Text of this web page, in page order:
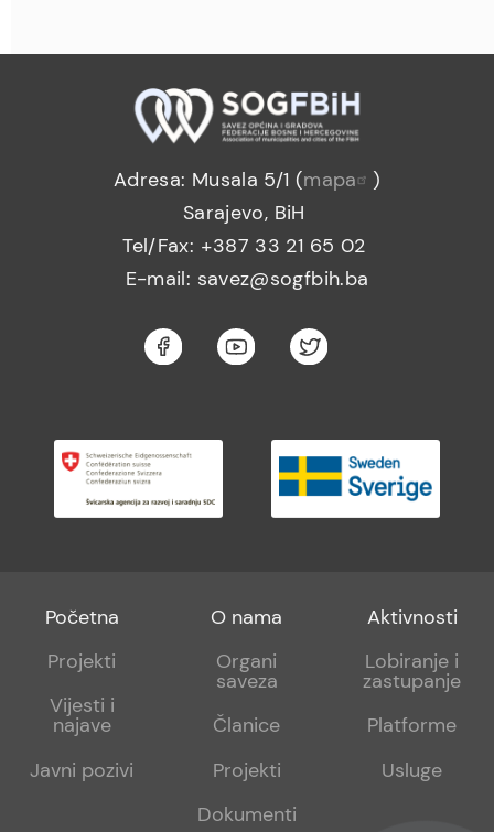
Adresa: Musala 5/1 (mapa
)
Sarajevo, BiH
Tel/Fax: +387 33 21 65 02
E-mail: savez@sogfbih.ba
Footer
menu
Početna
Projekti
Vijesti i
najave
Javni pozivi
Footer
sub
O nama
Organi
saveza
Članice
Projekti
Dokumenti
Footer
sub
Aktivnosti
Lobiranje i
zastupanje
Platforme
Usluge